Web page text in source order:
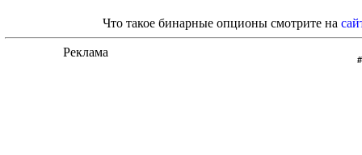
Что такое бинарные опционы смотрите на